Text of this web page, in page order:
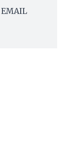
EMAIL